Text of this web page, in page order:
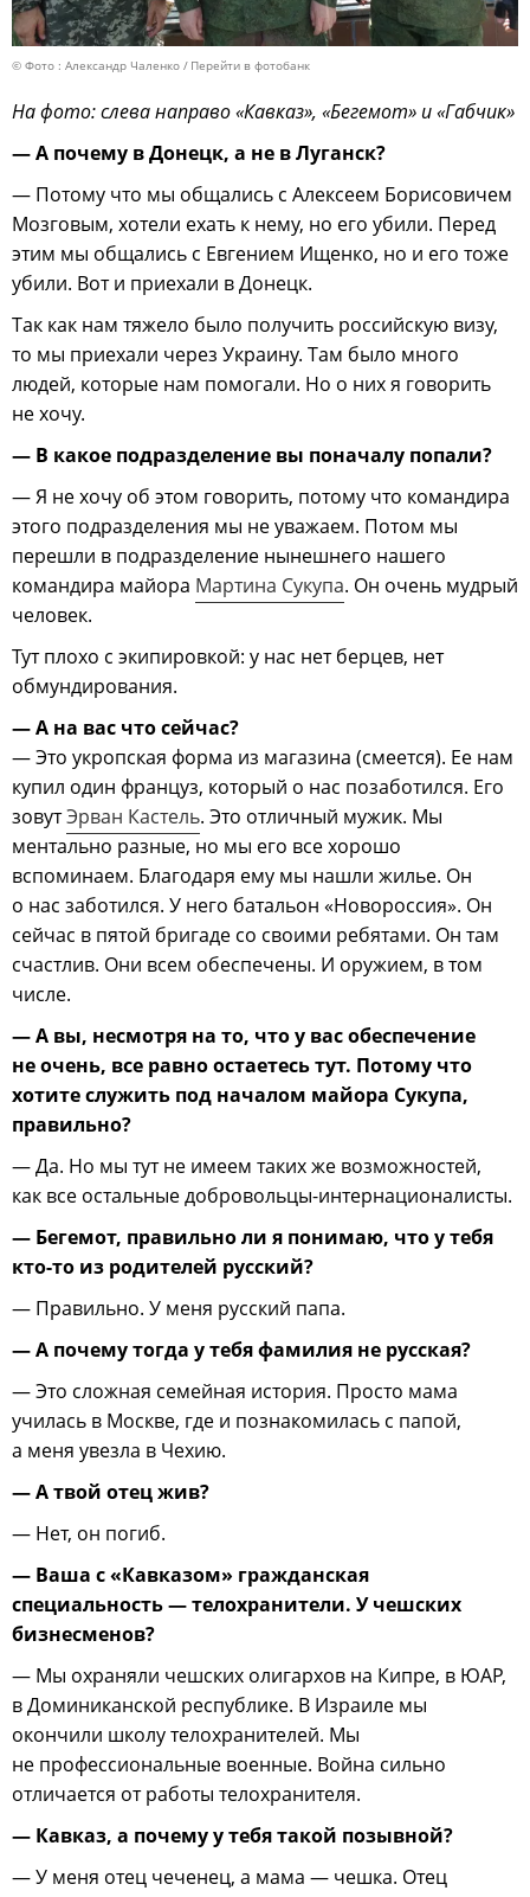
© Фото : Александр Чаленко Перейти в фотобанк
На фото: слева направо «Кавказ», «Бегемот» и «Габчик»
— А почему в Донецк, а не в Луганск?
— Потому что мы общались с Алексеем Борисовичем
Мозговым, хотели ехать к нему, но его убили. Перед
этим мы общались с Евгением Ищенко, но и его тоже
убили. Вот и приехали в Донецк.
Так как нам тяжело было получить российскую визу,
то мы приехали через Украину. Там было много
людей, которые нам помогали. Но о них я говорить
не хочу.
— В какое подразделение вы поначалу попали?
— Я не хочу об этом говорить, потому что командира
этого подразделения мы не уважаем. Потом мы
перешли в подразделение нынешнего нашего
командира майора Мартина Сукупа. Он очень мудрый
человек.
Тут плохо с экипировкой: у нас нет берцев, нет
обмундирования.
— А на вас что сейчас?
— Это укропская форма из магазина (смеется). Ее нам
купил один француз, который о нас позаботился. Его
зовутЭрван Кастель. Это отличный мужик. Мы
ментально разные, но мы его все хорошо
вспоминаем. Благодаря ему мы нашли жилье. Он
о нас заботился. У него батальон «Новороссия». Он
сейчас в пятой бригаде со своими ребятами. Он там
счастлив. Они всем обеспечены. И оружием, в том
числе.
— А вы, несмотря на то, что у вас обеспечение
не очень, все равно остаетесь тут. Потому что
хотите служить под началом майора Сукупа,
правильно?
— Да. Но мы тут не имеем таких же возможностей,
как все остальные добровольцы-интернационалисты.
— Бегемот, правильно ли я понимаю, что у тебя
кто-то из родителей русский?
— Правильно. У меня русский папа.
— А почему тогда у тебя фамилия не русская?
— Это сложная семейная история. Просто мама
училась в Москве, где и познакомилась с папой,
а меня увезла в Чехию.
— А твой отец жив?
— Нет, он погиб.
— Ваша с «Кавказом» гражданская
специальность — телохранители. У чешских
бизнесменов?
— Мы охраняли чешских олигархов на Кипре, в ЮАР,
в Доминиканской республике. В Израиле мы
окончили школу телохранителей. Мы
не профессиональные военные. Война сильно
отличается от работы телохранителя.
— Кавказ, а почему у тебя такой позывной?
— У меня отец чеченец, а мама — чешка. Отец